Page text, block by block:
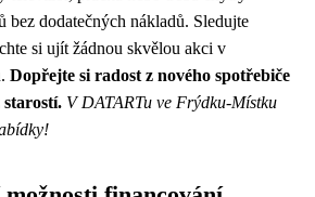
bez dodatečných nákladů. Sledujte
si ujít žádnou skvělou akci v
Dopřejte si radost z nového spotřebiče
starostí. V DATARTu ve Frýdku-Místku